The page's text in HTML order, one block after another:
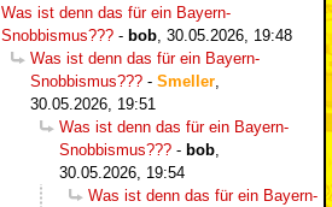
Was ist denn das für ein Bayern-
Snobbismus??? - bob 30.05.2026, 19:48
Was ist denn das für ein Bayern-
Snobbismus??? - Smeller
30.05.2026, 19:51
Was ist denn das für ein Bayern-
Snobbismus??? - bob
30.05.2026, 19:54
Was ist denn das für ein Bayern-